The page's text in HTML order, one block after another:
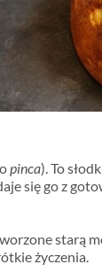
pinca). To
się go z
starą
życzenia.